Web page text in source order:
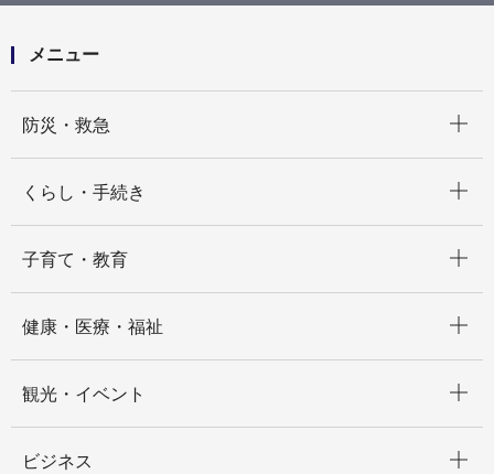
メニュー
防災・救急
くらし・手続き
子育て・教育
健康・医療・福祉
観光・イベント
ビジネス